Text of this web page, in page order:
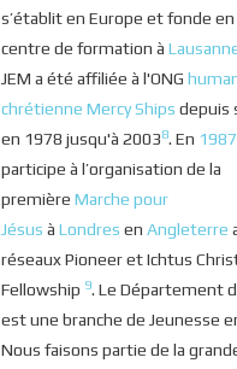
s’établit en Europe et fonde
centre de formation à
JEM a été affiliée à l'ONG
chrétienne Mercy Ships depuis
en 1978 jusqu'à 20038. En 1987
participe à l’organisation de la
première Marche pour
Jésus à Londres en Angleterre
réseaux Pioneer et Ichtus
Fellowship 9. Le Département
est une branche de Jeunesse
Nous faisons partie de la